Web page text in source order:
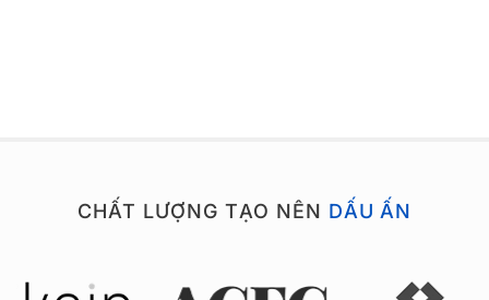
CHẤT LƯỢNG TẠO NÊN DẤU ẤN